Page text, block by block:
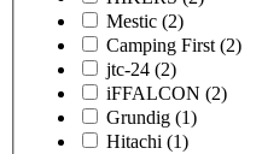
Mestic (2)
Camping First (2)
jtc-24 (2)
iFFALCON (2)
Grundig (1)
Hitachi (1)